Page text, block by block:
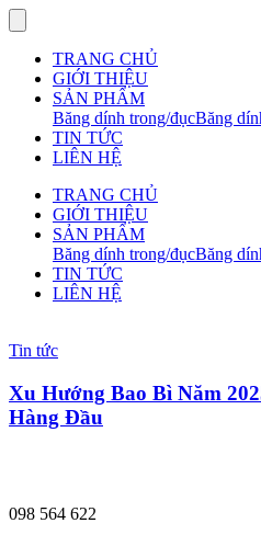
TRANG CHỦ
GIỚI THIỆU
SẢN PHẨM
Băng dính trong/đụcBăng
TIN TỨC
LIÊN HỆ
TRANG CHỦ
GIỚI THIỆU
SẢN PHẨM
Băng dính trong/đụcBăng
TIN TỨC
LIÊN HỆ
Tin tức
Xu Hướng Bao Bì Năm
Hàng Đầu
098 564 622